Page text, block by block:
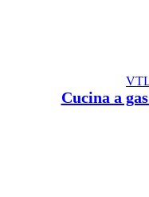
Cucina a